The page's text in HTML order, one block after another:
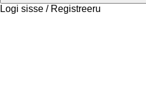
Logi sisse / Registreeru